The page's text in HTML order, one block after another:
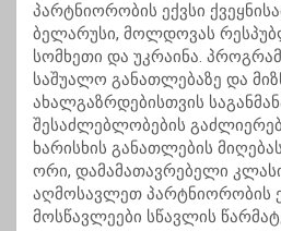
პარტნიორობის ექვსი
ბელარუსი, მოლდოვას
სომხეთი და უკრაინა.
საშუალო განათლებაზე და
ახალგაზრდებისთვის
შესაძლებლობების
ხარისხის განათლების
ორი, დამამათავრებელი
აღმოსავლეთ პარტნიორობის
მოსწავლეები სწავლის